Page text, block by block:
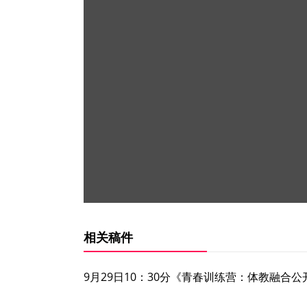
相关稿件
9月29日10：30分《青春训练营：体教融合公